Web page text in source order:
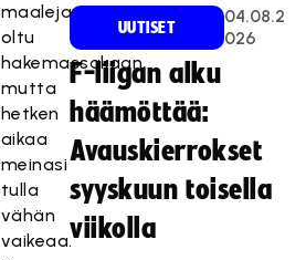
maaleja
oltu
hakemassakaan,
mutta
hetken
aikaa
meinasi
tulla
vähän
vaikeaa.
UUTISET
04.08.2
026
F-liigan alku
häämöttää:
Avauskierrokset
syyskuun toisella
viikolla